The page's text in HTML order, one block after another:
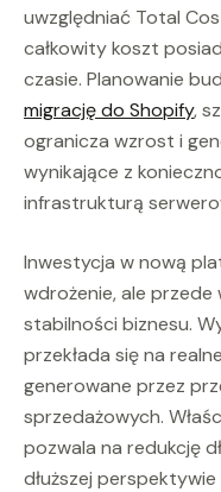
uwzględniać Total
całkowity koszt
czasie. Planowanie
migrację do Shopify,
ogranicza wzrost i
wynikające z
infrastrukturą
Inwestycja w nową
wdrożenie, ale
stabilności biznesu.
przekłada się na
generowane przez
sprzedażowych.
pozwala na redukcję
dłuższej